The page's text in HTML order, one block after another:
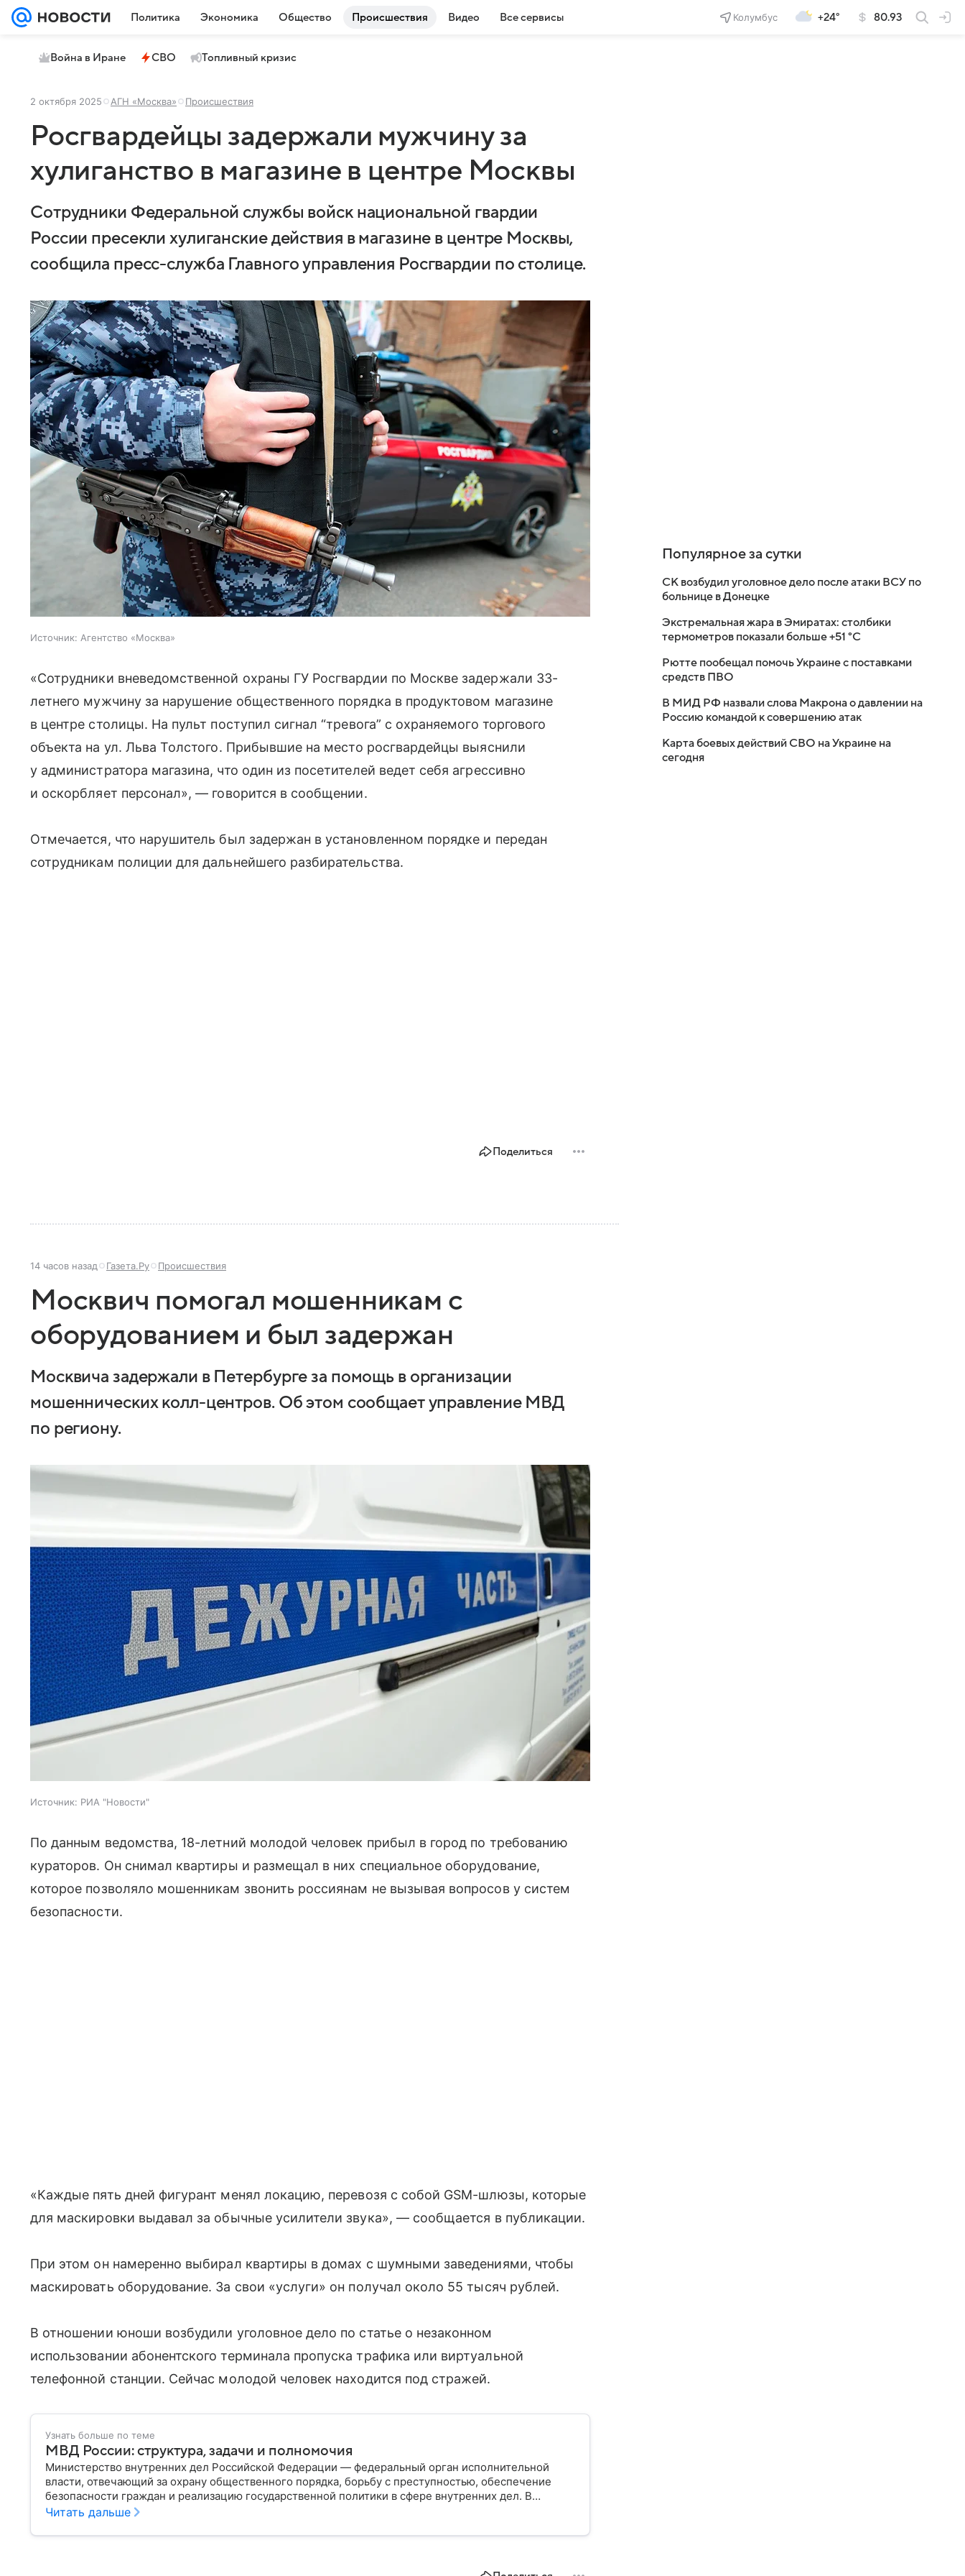
Политика Экономика Общество Происшествия Видео Все сервисы Колумбус +24° 80.93
Война в Иране СВО Топливный кризис
2 октября 2025 АГН «Москва» Происшествия
Росгвардейцы задержали мужчину за
хулиганство в магазине в центре Москвы
Сотрудники Федеральной службы войск национальной гвардии
России пресекли хулиганские действия в магазине в центре Москвы,
сообщила пресс-служба Главного управления Росгвардии по столице.
Источник: Агентство «Москва»
«Сотрудники вневедомственной охраны ГУ Росгвардии по Москве задержали 33-
летнего мужчину за нарушение общественного порядка в продуктовом магазине
в центре столицы. На пульт поступил сигнал “тревога” с охраняемого торгового
объекта на ул. Льва Толстого. Прибывшие на место росгвардейцы выяснили
у администратора магазина, что один из посетителей ведет себя агрессивно
и оскорбляет персонал», — говорится в сообщении.
Отмечается, что нарушитель был задержан в установленном порядке и передан
сотрудникам полиции для дальнейшего разбирательства.
Поделиться
14 часов назад Газета.Ру Происшествия
Москвич помогал мошенникам с
оборудованием и был задержан
Москвича задержали в Петербурге за помощь в организации
мошеннических колл-центров. Об этом сообщает управление МВД
по региону.
Источник: РИА "Новости"
По данным ведомства, 18-летний молодой человек прибыл в город по требованию
кураторов. Он снимал квартиры и размещал в них специальное оборудование,
которое позволяло мошенникам звонить россиянам не вызывая вопросов у систем
безопасности.
«Каждые пять дней фигурант менял локацию, перевозя с собой GSM-шлюзы, которые
для маскировки выдавал за обычные усилители звука», — сообщается в публикации.
При этом он намеренно выбирал квартиры в домах с шумными заведениями, чтобы
маскировать оборудование. За свои «услуги» он получал около 55 тысяч рублей.
В отношении юноши возбудили уголовное дело по статье о незаконном
использовании абонентского терминала пропуска трафика или виртуальной
телефонной станции. Сейчас молодой человек находится под стражей.
Узнать больше по теме
МВД России: структура, задачи и полномочия
Министерство внутренних дел Российской Федерации — федеральный орган исполнительной
власти, отвечающий за охрану общественного порядка, борьбу с преступностью, обеспечение
безопасности граждан и реализацию государственной политики в сфере внутренних дел. В
материале рассказываем, чем занимается МВД России, какие задачи выполняет министерство, как
Читать дальше
Популярное за сутки
СК возбудил уголовное дело после атаки ВСУ по
больнице в Донецке
Экстремальная жара в Эмиратах: столбики
термометров показали больше +51 °C
Рютте пообещал помочь Украине с поставками
средств ПВО
В МИД РФ назвали слова Макрона о давлении на
Россию командой к совершению атак
Карта боевых действий СВО на Украине на
сегодня